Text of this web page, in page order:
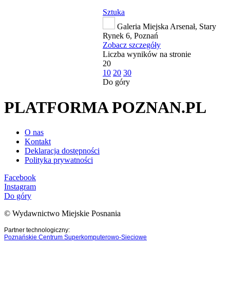
Sztuka
Galeria Miejska Arsenał, Stary
Rynek 6, Poznań
Zobacz szczegóły
Liczba wyników na stronie
20
10 20 30
Do góry
PLATFORMA POZNAN.PL
O nas
Kontakt
Deklaracja dostępności
Polityka prywatności
Facebook
Instagram
Do góry
© Wydawnictwo Miejskie Posnania
Partner technologiczny:
Poznańskie Centrum Superkomputerowo-Sieciowe